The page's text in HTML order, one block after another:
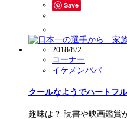
Save
2018/8/2
コーナー
イケメンパパ
クールなようでハートフ
趣味は？ 読書や映画鑑賞